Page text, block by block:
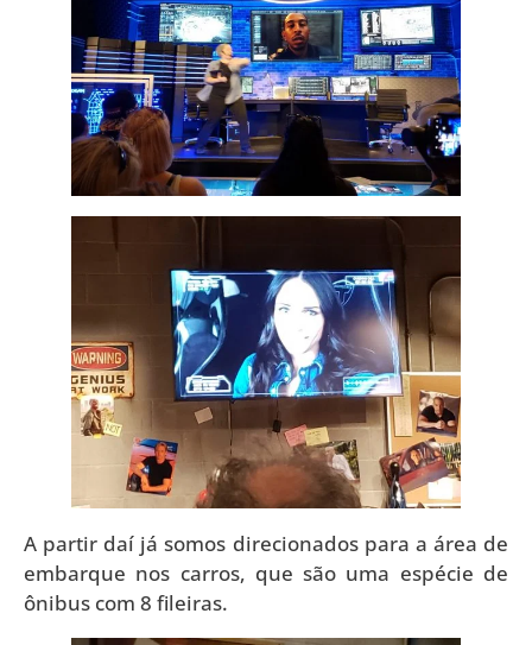
A partir daí já somos direcionados para a área de
embarque nos carros, que são uma espécie de
ônibus com 8 fileiras.